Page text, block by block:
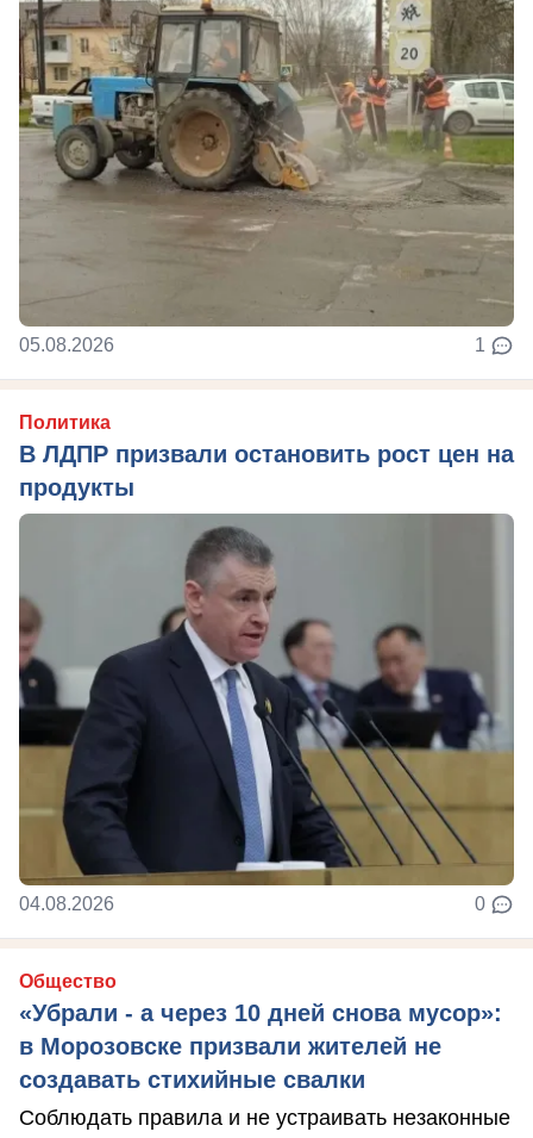
05.08.2026 1
Политика
В ЛДПР призвали остановить рост цен на
продукты
04.08.2026 0
Общество
«Убрали - а через 10 дней снова мусор»:
в Морозовске призвали жителей не
создавать стихийные свалки
Соблюдать правила и не устраивать незаконные